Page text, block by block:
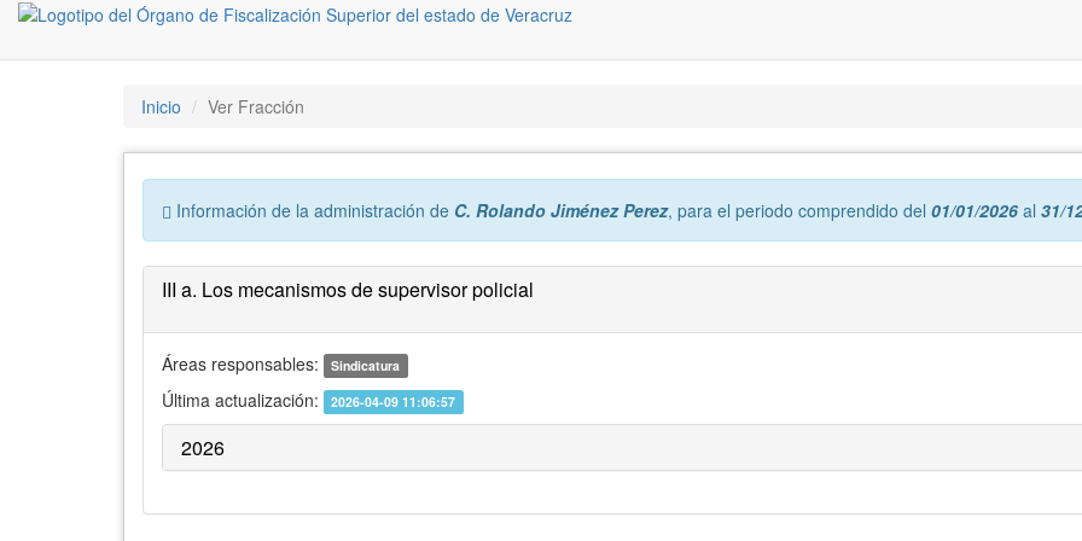
Inicio Ver Fracción
Error:
Información de la administración de C. Rolando Jiménez Perez, para el periodo comprendido del 01/01/2026 al 31/
III a. Los mecanismos de supervisor policial
Áreas responsables: Sindicatura
Última actualización: 2026-04-09 11:06:57
2026